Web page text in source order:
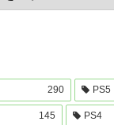
290 PS5
145 PS4